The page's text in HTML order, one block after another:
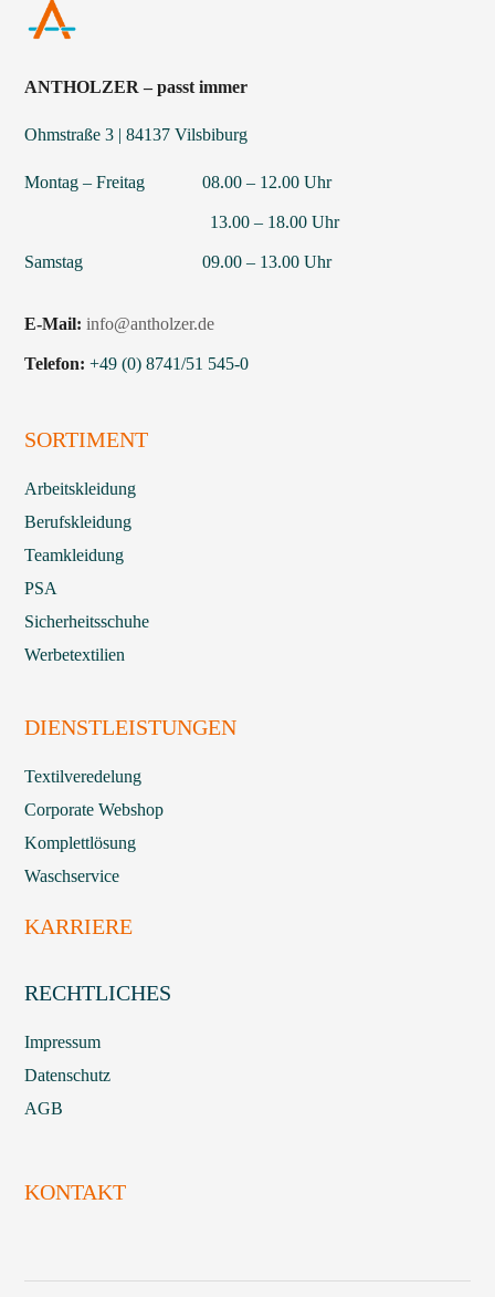
ANTHOLZER – passt immer
Ohmstraße 3 | 84137 Vilsbiburg
Montag – Freitag 08.00 – 12.00 Uhr
13.00 – 18.00 Uhr
Samstag 09.00 – 13.00 Uhr
E-Mail: info@antholzer.de
Telefon: +49 (0) 8741/51 545-0
SORTIMENT
Arbeitskleidung
Berufskleidung
Teamkleidung
PSA
Sicherheitsschuhe
Werbetextilien
DIENSTLEISTUNGEN
Textilveredelung
Corporate Webshop
Komplettlösung
Waschservice
KARRIERE
RECHTLICHES
Impressum
Datenschutz
AGB
KONTAKT